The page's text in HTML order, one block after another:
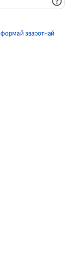
формай зваротнай